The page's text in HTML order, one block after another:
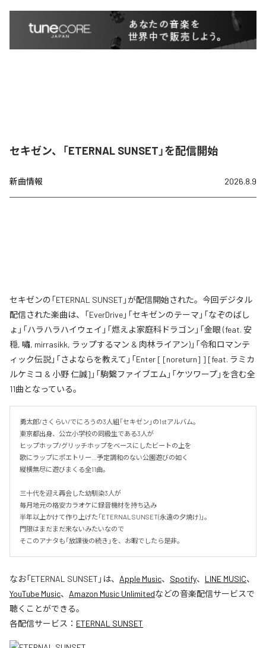
セキゼン、「ETERNAL SUNSET」を配信開始
新曲情報 2026.8.9
セキゼンの「ETERNAL SUNSET」が配信開始された。今回デジタル
配信された楽曲は、「EverDrive」「セキゼンのテーマ」「なぞのばし
ょ」「ハラハラハイウェイ」「燃えよ家庭科ドラゴン」「金眼 (feat. 安
穏, 嘯, mirrasikk, ラップするマン & 肉林ライアン)」「令和ロマンテ
ィック伝説」「さよならを教えて」「Enter [ [noreturn] ] [feat. ラミカ
ルケミコ & 小野 仁誠]」「駒繋ファイブエム」「ケツワープ」を含む全
11曲となっている。
勇太郎/さくらい/でにろうの3人組「セキゼン」の1stアルバム。
東京都出身、公立小学校の同級生である3人が
ヒップホップ/グリッチホップをベースにしたビートの上を
歌にラップにポエトリー…予定調和のない公園遊びの如く
縦横無尽に遊びまくる全11曲。
三十代を迎え再会した幼馴染3人が
毎月地元の格安カラオケに録音機材を持ち込み
半年以上かけて作り上げた「ETERNAL SUNSET(永遠の夕焼け)」。
門限はまだまだ来ないみたいなので
そこのアナタも「放課後の続き」を、お暇でしたら是非。
なお「ETERNAL SUNSET 」は、 Apple Music、 Spotify、 LINE MUSIC、
YouTube Music、 Amazon Music Unlimitedなどの音楽配信サービスで
聴くことができる。
各配信サービス： ETERNAL SUNSET